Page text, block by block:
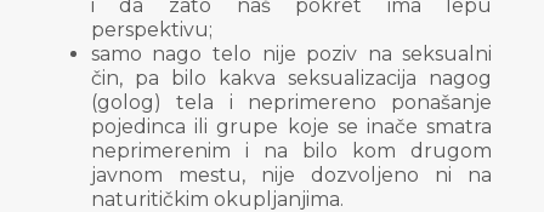
i da zato naš pokret ima lepu
perspektivu;
samo nago telo nije poziv na seksualni
čin, pa bilo kakva seksualizacija nagog
(golog) tela i neprimereno ponašanje
pojedinca ili grupe koje se inače smatra
neprimerenim i na bilo kom drugom
javnom mestu, nije dozvoljeno ni na
naturitičkim okupljanjima.